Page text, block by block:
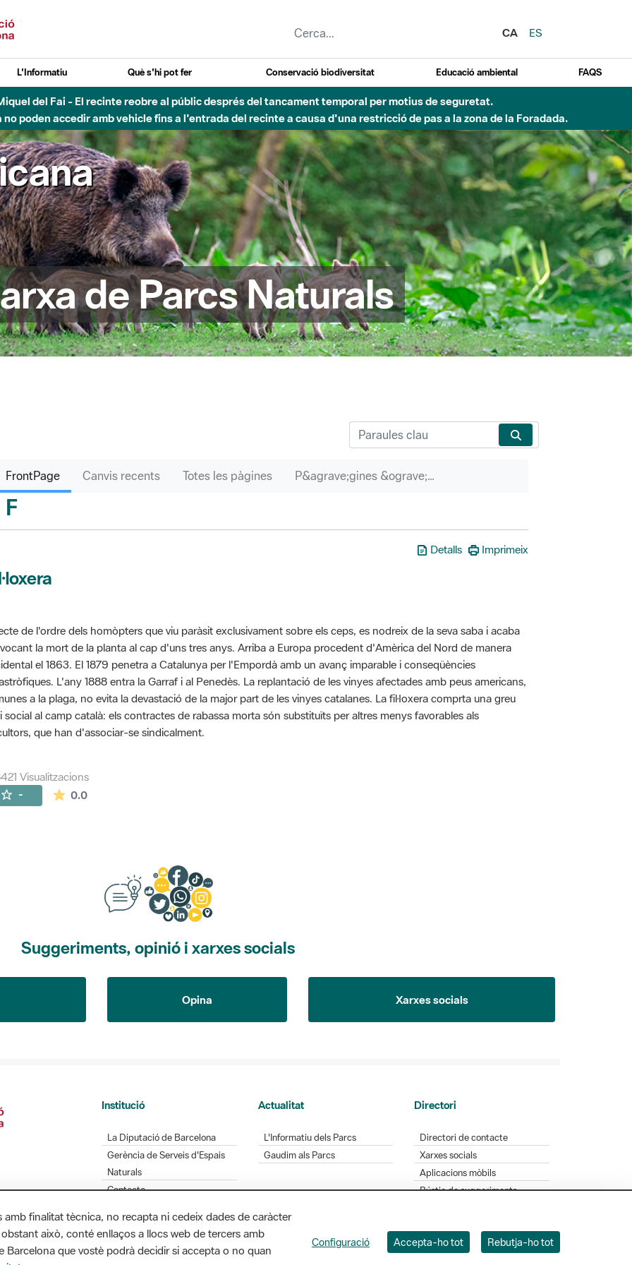
CA
ES
L'Informatiu Què s'hi pot fer Conservació biodiversitat Educació ambiental FAQS
del Fai - El recinte reobre al públic després del tancament temporal per motius de seguretat.
poden accedir amb vehicle fins a l'entrada del recinte a causa d'una restricció de pas a la zona de la Foradada.
de Parcs Naturals
FrontPage Canvis recents Totes les pàgines P&agrave;gines &ograve;rfenes
F
Detalls Imprimeix
de l'ordre dels homòpters que viu paràsit exclusivament sobre els ceps, es nodreix de la seva saba i acaba
la mort de la planta al cap d'uns tres anys. Arriba a Europa procedent d'Amèrica del Nord de manera
el 1863. El 1879 penetra a Catalunya per l'Empordà amb un avanç imparable i conseqüències
L'any 1888 entra la Garraf i al Penedès. La replantació de les vinyes afectades amb peus americans,
a la plaga, no evita la devastació de la major part de les vinyes catalanes. La fil·loxera comprta una greu
social al camp català: els contractes de rabassa morta són substituïts per altres menys favorables als
que han d'associar-se sindicalment.
Visualitzacions
- 0.0La mitjana de les valoracions és de 0 estrelles de 5.
Suggeriments, opinió i xarxes socials
Opina Xarxes socials
Institució
La Diputació de Barcelona
Gerència de Serveis d'Espais
Naturals
Contacte
Actualitat
L'Informatiu dels Parcs
Gaudim als Parcs
Directori
Directori de contacte
Xarxes socials
Aplicacions mòbils
Bústia de suggeriments
Diputació de Barcelona. Edifici Llacuna, 1a planta. Badajoz, 49. 08005 Barcelona. Tel. 934 022 428
finalitat tècnica, no recapta ni cedeix dades de caràcter
això, conté enllaços a llocs web de tercers amb
Barcelona que vostè podrà decidir si accepta o no quan
Configuració Accepta-ho tot Rebutja-ho tot